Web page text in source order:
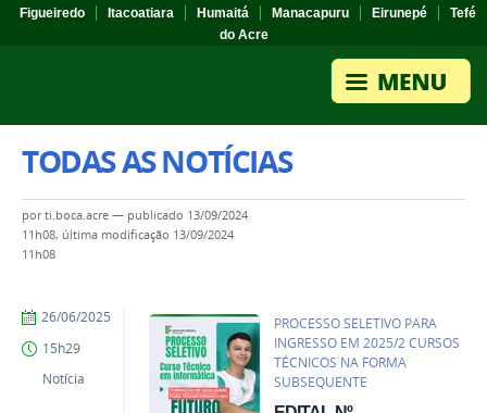
Figueiredo
Itacoatiara Humaitá Manacapuru Eirunepé
Tefé
do Acre
TODAS AS NOTÍCIAS
porti.boca.acre — publicado 13/09/2024
11h08, última modificação 13/09/2024
11h08
PROCESSO SELETIVO PARA
INGRESSO EM 2025/2 CURSOS
TÉCNICOS NA FORMA
SUBSEQUENTE
por
publicado
26/06/2025
15h29
Notícia